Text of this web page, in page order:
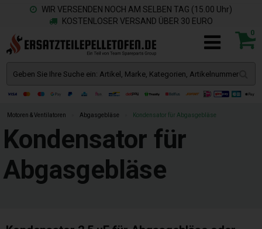
WIR VERSENDEN NOCH AM SELBEN TAG (15.00 Uhr)
KOSTENLOSER VERSAND ÜBER 30 EURO
0
Motoren & Ventilatoren Abgasgebläse Kondensator für Abgasgebläse
Kondensator für
Abgasgebläse